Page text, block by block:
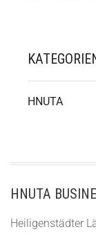
HNUTA
HNUTA
Heiligenstädter